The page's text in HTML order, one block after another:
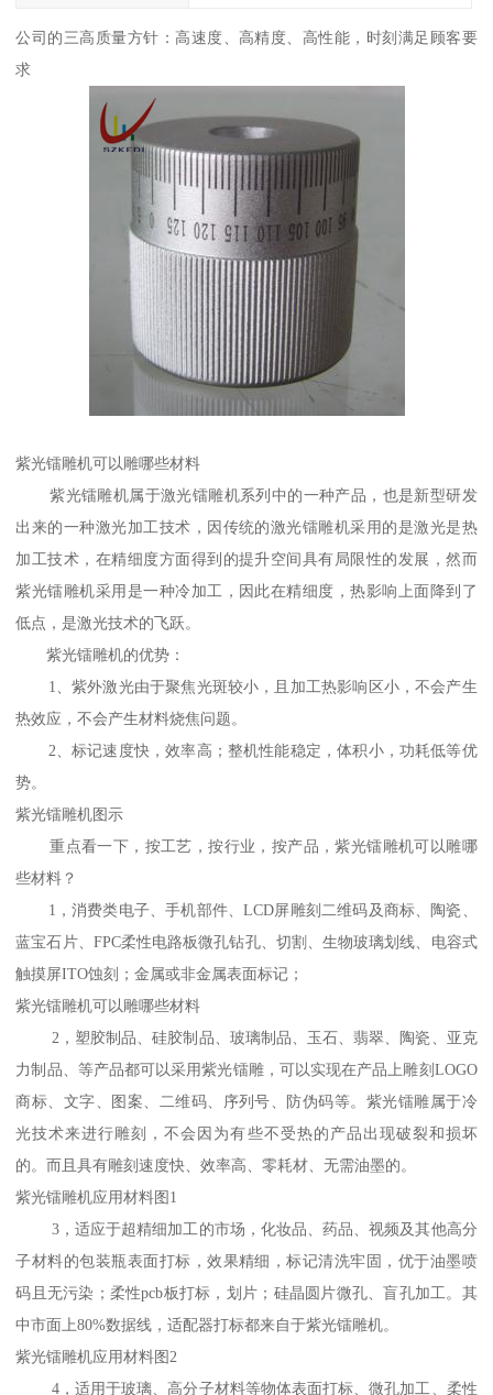
公司的三高质量方针：高速度、高精度、高性能，时刻满足顾客要
求
紫光镭雕机可以雕哪些材料
紫光镭雕机属于激光镭雕机系列中的一种产品，也是新型研发
出来的一种激光加工技术，因传统的激光镭雕机采用的是激光是热
加工技术，在精细度方面得到的提升空间具有局限性的发展，然而
紫光镭雕机采用是一种冷加工，因此在精细度，热影响上面降到了
低点，是激光技术的飞跃。
紫光镭雕机的优势：
1、紫外激光由于聚焦光斑较小，且加工热影响区小，不会产生
热效应，不会产生材料烧焦问题。
2、标记速度快，效率高；整机性能稳定，体积小，功耗低等优
势。
紫光镭雕机图示
重点看一下，按工艺，按行业，按产品，紫光镭雕机可以雕哪
些材料？
1，消费类电子、手机部件、LCD屏雕刻二维码及商标、陶瓷、
蓝宝石片、FPC柔性电路板微孔钻孔、切割、生物玻璃划线、电容式
触摸屏ITO蚀刻；金属或非金属表面标记；
紫光镭雕机可以雕哪些材料
2，塑胶制品、硅胶制品、玻璃制品、玉石、翡翠、陶瓷、亚克
力制品、等产品都可以采用紫光镭雕，可以实现在产品上雕刻LOGO
商标、文字、图案、二维码、序列号、防伪码等。紫光镭雕属于冷
光技术来进行雕刻，不会因为有些不受热的产品出现破裂和损坏
的。而且具有雕刻速度快、效率高、零耗材、无需油墨的。
紫光镭雕机应用材料图1
3，适应于超精细加工的市场，化妆品、药品、视频及其他高分
子材料的包装瓶表面打标，效果精细，标记清洗牢固，优于油墨喷
码且无污染；柔性pcb板打标，划片；硅晶圆片微孔、盲孔加工。其
中市面上80%数据线，适配器打标都来自于紫光镭雕机。
紫光镭雕机应用材料图2
4，适用于玻璃、高分子材料等物体表面打标、微孔加工、柔性